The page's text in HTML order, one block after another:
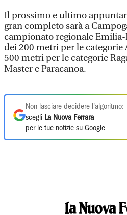
Il prossimo e ultimo
gran completo sarà a
campionato regionale
dei 200 metri per le categorie
500 metri per le categorie
Master e Paracanoa.
Non lasciare decidere l'algoritmo:
scegli La Nuova Ferrara
per le tue notizie su Google